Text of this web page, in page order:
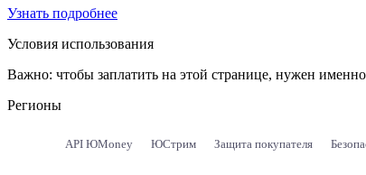
Узнать подробнее
Условия использования
Важно: чтобы заплатить на этой странице, нужен
Регионы
API ЮMoney ЮСтрим Защита покупателя